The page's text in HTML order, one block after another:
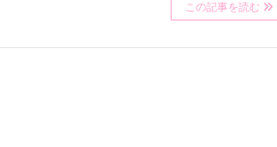
この記事を読む